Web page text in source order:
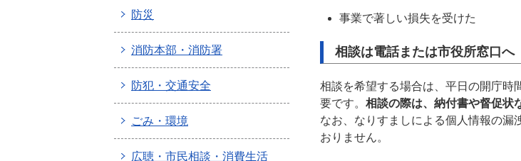
事業で著しい損失を受けた
相談は電話または市役所窓口へ
相談を希望する場合は、平日の開庁時
要です。 相談の際は、納付書や督促状
なお、なりすましによる個人情報の漏
おりません。
防災
消防本部・消防署
防犯・交通安全
ごみ・環境
広聴・市民相談・消費生活